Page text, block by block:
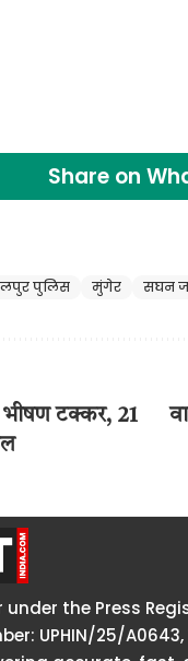
Share on
पुलिस मुंगेर सघन
भीषण टक्कर, 21
the Press
UPHIN/25/